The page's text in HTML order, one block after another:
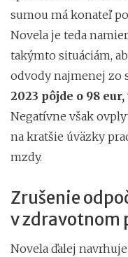
sumou má konateľ
Novela je teda
takýmto situáciám,
odvody najmenej zo
2023 pôjde o 98
Negatívne však
na kratšie úväzky
mzdy.
Zrušenie
v zdravotnom
Novela ďalej navrhuje